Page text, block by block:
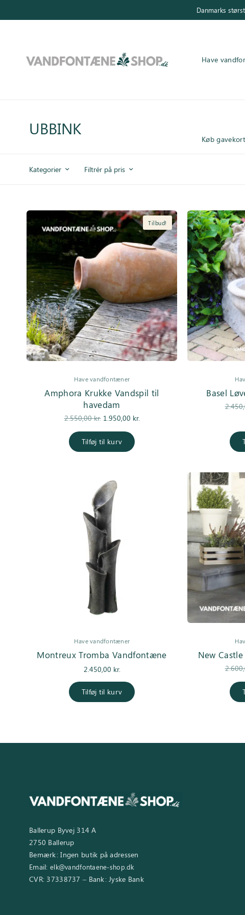
Danmarks
Have
Køb gavekort
UBBINK
Kategorier Filtrér på pris
Tilbud!
Have vandfontæner
Amphora Krukke Vandspil til
havedam
2.550,00kr.
Den
oprindelige
pris var:
2.550,00 kr..
1.950,00 kr.
Tilføj til kurv
Basel
Have vandfontæner
Montreux Tromba Vandfontæne
2.450,00 kr.
Tilføj til kurv
New
Ballerup Byvej 314 A
2750 Ballerup
Bemærk: Ingen butik på adressen
Email: elk@vandfontaene-shop.dk
CVR: 37338737 – Bank: Jyske Bank
Tilbehør
Køb gavekort
Inspiration
Kundeservice